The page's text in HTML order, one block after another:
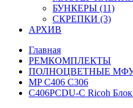
БУНКЕРЫ (11)
СКРЕПКИ (3)
АРХИВ
Главная
РЕМКОМПЛЕКТЫ
ПОЛНОЦВЕТНЫЕ
MP C406 C306
C406PCDU-C Ricoh